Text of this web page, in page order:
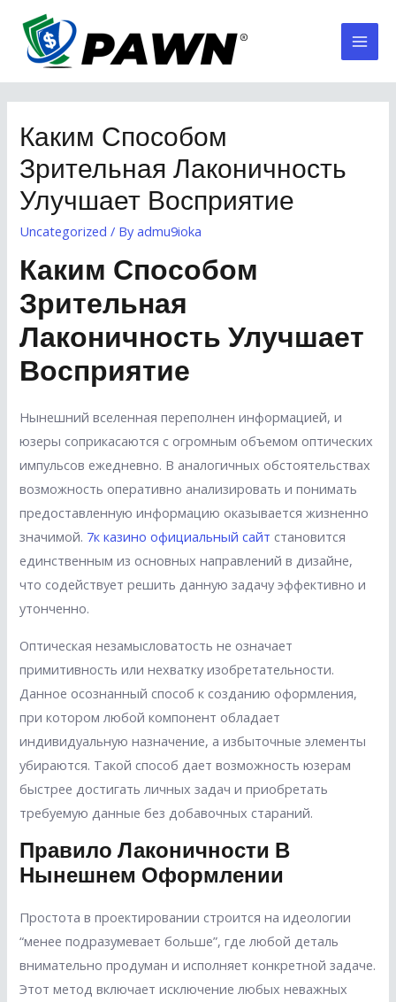
content
Каким Способом
Зрительная Лаконичность
Улучшает Восприятие
Uncategorized / Byadmu9ioka
Каким Способом
Зрительная
Лаконичность Улучшает
Восприятие
Нынешний вселенная переполнен информацией, и
юзеры соприкасаются с огромным объемом оптических
импульсов ежедневно. В аналогичных обстоятельствах
возможность оперативно анализировать и понимать
предоставленную информацию оказывается жизненно
значимой. 7к казино официальный сайт становится
единственным из основных направлений в дизайне,
что содействует решить данную задачу эффективно и
утонченно.
Оптическая незамысловатость не означает
примитивность или нехватку изобретательности.
Данное осознанный способ к созданию оформления,
при котором любой компонент обладает
индивидуальную назначение, а избыточные элементы
убираются. Такой способ дает возможность юзерам
быстрее достигать личных задач и приобретать
требуемую данные без добавочных стараний.
Правило Лаконичности В
Нынешнем Оформлении
Простота в проектировании строится на идеологии
“менее подразумевает больше”, где любой деталь
внимательно продуман и исполняет конкретной задаче.
Этот метод включает исключение любых неважных